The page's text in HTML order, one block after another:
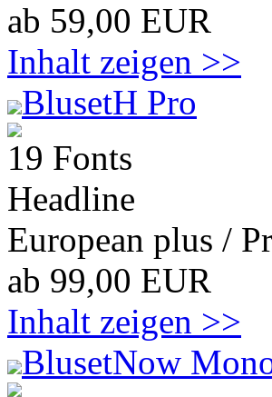
ab 59,00 EUR
Inhalt zeigen >>
BlusetH Pro
19 Fonts
Headline
European plus /
ab 99,00 EUR
Inhalt zeigen >>
BlusetNow